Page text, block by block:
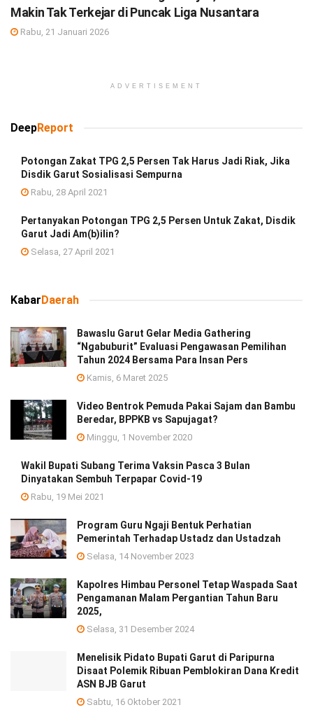
Makin Tak Terkejar di Puncak Liga Nusantara
Rabu, 21 Januari 2026
ADVERTISEMENT
DeepReport
Potongan Zakat TPG 2,5 Persen Tak Harus Jadi Riak, Jika
Disdik Garut Sosialisasi Sempurna
Rabu, 28 April 2021
Pertanyakan Potongan TPG 2,5 Persen Untuk Zakat, Disdik
Garut Jadi Am(b)ilin?
Selasa, 27 April 2021
KabarDaerah
Bawaslu Garut Gelar Media Gathering
“Ngabuburit” Evaluasi Pengawasan Pemilihan
Tahun 2024 Bersama Para Insan Pers
Kamis, 6 Maret 2025
Video Bentrok Pemuda Pakai Sajam dan Bambu
Beredar, BPPKB vs Sapujagat?
Minggu, 1 November 2020
Wakil Bupati Subang Terima Vaksin Pasca 3 Bulan
Dinyatakan Sembuh Terpapar Covid-19
Rabu, 19 Mei 2021
Program Guru Ngaji Bentuk Perhatian
Pemerintah Terhadap Ustadz dan Ustadzah
Selasa, 14 November 2023
Kapolres Himbau Personel Tetap Waspada Saat
Pengamanan Malam Pergantian Tahun Baru
2025,
Selasa, 31 Desember 2024
Menelisik Pidato Bupati Garut di Paripurna
Disaat Polemik Ribuan Pemblokiran Dana Kredit
ASN BJB Garut
Sabtu, 16 Oktober 2021